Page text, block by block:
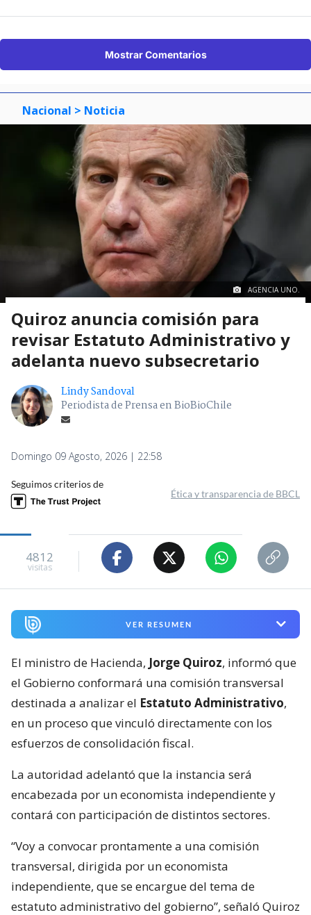
Mostrar Comentarios
Nacional > Noticia
AGENCIA UNO.
Quiroz anuncia comisión para
revisar Estatuto Administrativo y
adelanta nuevo subsecretario
Lindy Sandoval
Periodista de Prensa en BioBioChile
Domingo 09 Agosto, 2026 | 22:58
Seguimos criterios de
Ética y transparencia de BBCL
4812
visitas
VER RESUMEN
El ministro de Hacienda, Jorge Quiroz, informó que
el Gobierno conformará una comisión transversal
destinada a analizar el Estatuto Administrativo,
en un proceso que vinculó directamente con los
esfuerzos de consolidación fiscal.
La autoridad adelantó que la instancia será
encabezada por un economista independiente y
contará con participación de distintos sectores.
“Voy a convocar prontamente a una comisión
transversal, dirigida por un economista
independiente, que se encargue del tema de
estatuto administrativo del gobierno”, señaló Quiroz